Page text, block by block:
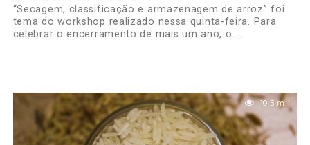
“Secagem, classificação e armazenagem de arroz” foi
tema do workshop realizado nessa quinta-feira. Para
celebrar o encerramento de mais um ano, o...
10.5 mil